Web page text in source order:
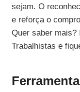
sejam. O
e reforça o
Quer saber
Trabalhistas e